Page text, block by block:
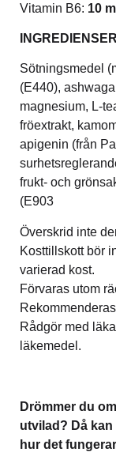
Vitamin B6: 10
INGREDIENSER
Sötningsmedel
(E440),
magnesium, L-
fröextrakt,
apigenin (från
frukt- och
(E903
Överskrid inte
Kosttillskott bör
varierad kost.
Förvaras utom
Rådgör med
läkemedel.
Drömmer du
utvilad? Då
hur det